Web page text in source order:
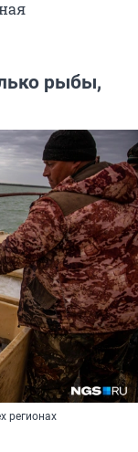
рыбы,
регионах